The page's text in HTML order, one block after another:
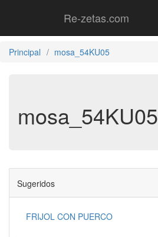
Re-zetas.com
Principal mosa_54KU05
mosa_54KU05
Sugeridos
FRIJOL CON PUERCO